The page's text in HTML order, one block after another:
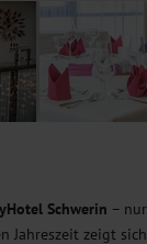
Schwerin –
Jahreszeit zeigt
personalisierte